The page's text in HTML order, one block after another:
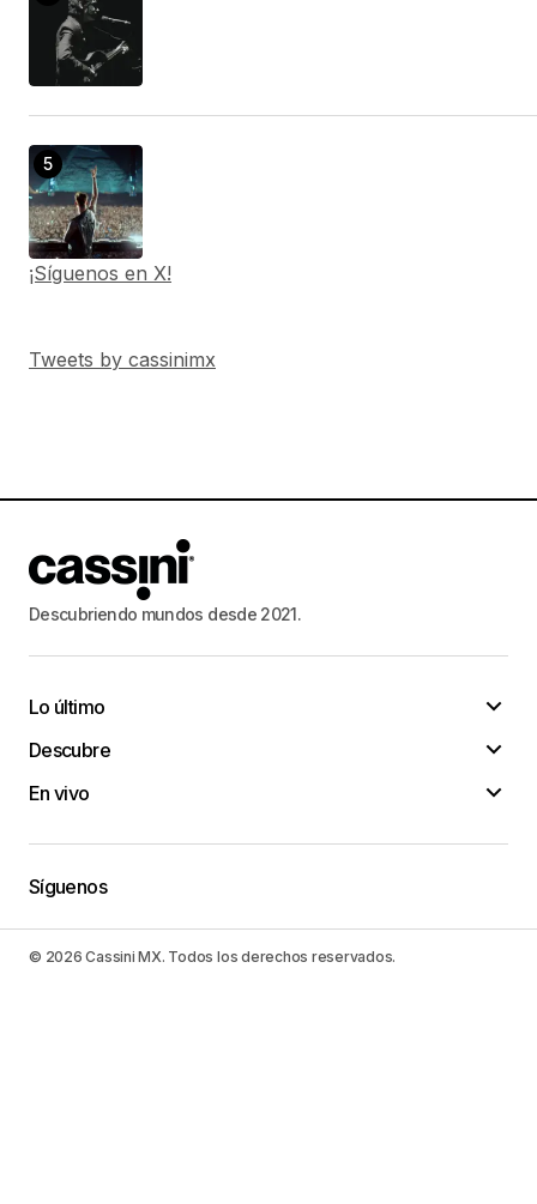
¡Síguenos en X!
Tweets by cassinimx
Descubriendo mundos desde 2021.
Lo último
Descubre
En vivo
Síguenos
© 2026 Cassini MX. Todos los derechos reservados.